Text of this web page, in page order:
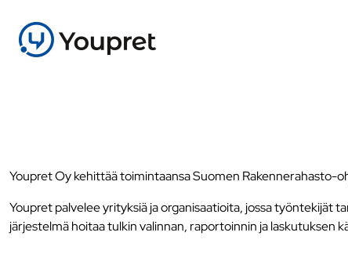
Youpret Oy kehittää toimintaansa Suomen Rakennerahasto-
Youpret palvelee yrityksiä ja organisaatioita, jossa työntekijät
järjestelmä hoitaa tulkin valinnan, raportoinnin ja laskutuksen